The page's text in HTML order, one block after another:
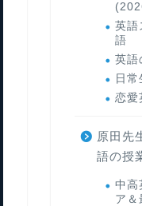
英語
語
英語
日
恋愛
原田先
語の授
中高
ア＆